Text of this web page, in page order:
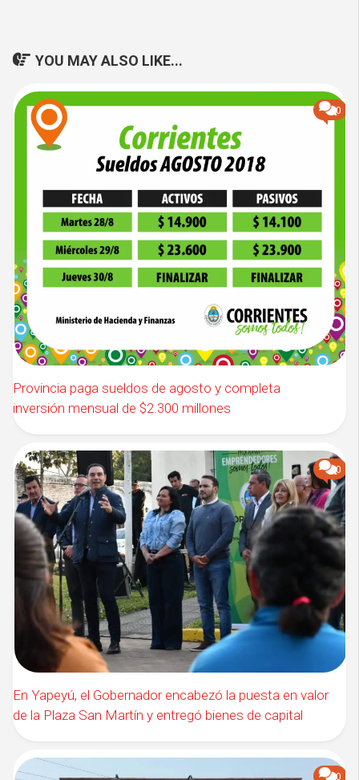
YOU MAY ALSO LIKE...
0
Provincia paga sueldos de agosto y completa
inversión mensual de $2.300 millones
0
En Yapeyú, el Gobernador encabezó la puesta en valor
de la Plaza San Martín y entregó bienes de capital
0